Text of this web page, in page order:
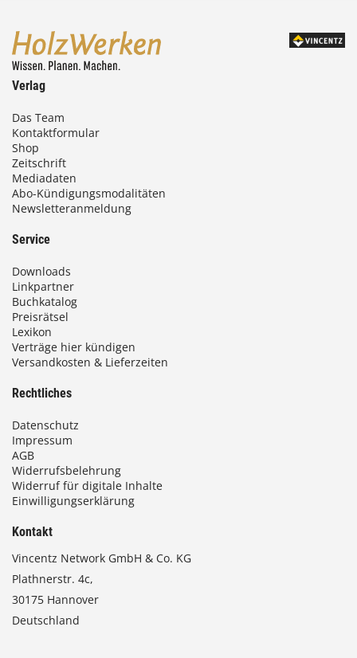
Verlag
Das Team
Kontaktformular
Shop
Zeitschrift
Mediadaten
Abo-Kündigungsmodalitäten
Newsletteranmeldung
Service
Downloads
Linkpartner
Buchkatalog
Preisrätsel
Lexikon
Verträge hier kündigen
Versandkosten & Lieferzeiten
Rechtliches
Datenschutz
Impressum
AGB
Widerrufsbelehrung
Widerruf für digitale Inhalte
Einwilligungserklärung
Kontakt
Vincentz Network GmbH & Co. KG
Plathnerstr. 4c,
30175 Hannover
Deutschland